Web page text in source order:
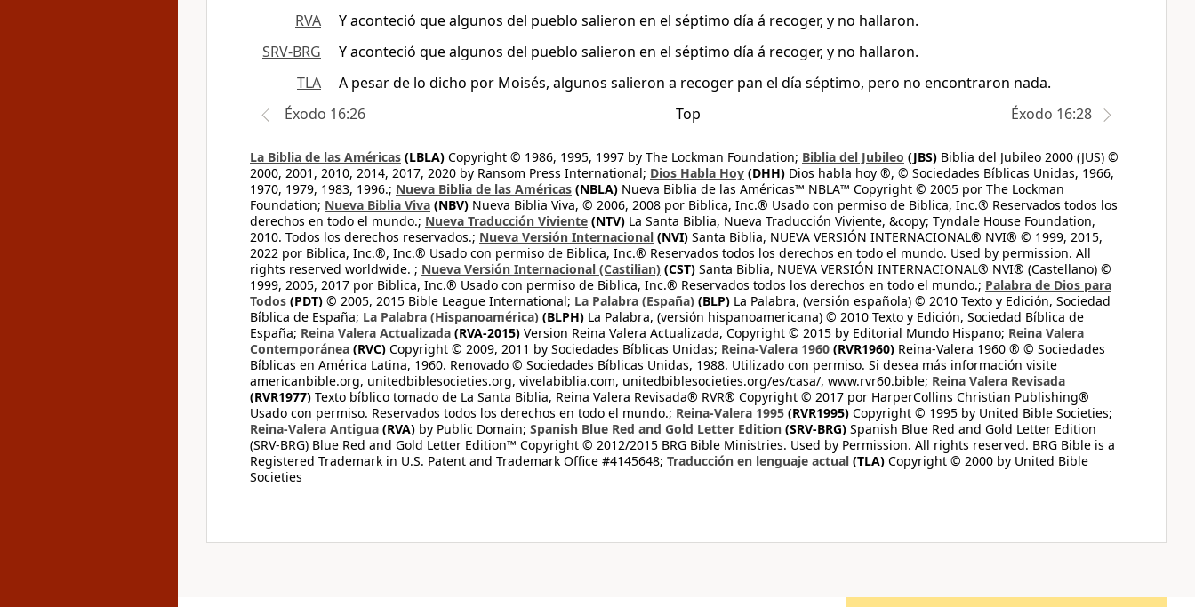
RVA
Y aconteció que algunos del pueblo salieron en el séptimo día á recoger, y no hallaron.
SRV-BRG
Y aconteció que algunos del pueblo salieron en el séptimo día á recoger, y no hallaron.
TLA
A pesar de lo dicho por Moisés, algunos salieron a recoger pan el día séptimo, pero no encontraron nada.
Éxodo 16:26
Top Éxodo 16:28
La Biblia de las Américas (LBLA) Copyright © 1986, 1995, 1997 by The Lockman Foundation; Biblia del Jubileo (JBS) Biblia del Jubileo 2000 (JUS) ©
2000, 2001, 2010, 2014, 2017, 2020 by Ransom Press International; Dios Habla Hoy (DHH) Dios habla hoy ®, © Sociedades Bíblicas Unidas, 1966,
1970, 1979, 1983, 1996.; Nueva Biblia de las Américas (NBLA) Nueva Biblia de las Américas™ NBLA™ Copyright © 2005 por The Lockman
Foundation; Nueva Biblia Viva (NBV) Nueva Biblia Viva, © 2006, 2008 por Biblica, Inc.® Usado con permiso de Biblica, Inc.® Reservados todos los
derechos en todo el mundo.; Nueva Traducción Viviente (NTV) La Santa Biblia, Nueva Traducción Viviente, &copy; Tyndale House Foundation,
2010. Todos los derechos reservados.; Nueva Versión Internacional (NVI) Santa Biblia, NUEVA VERSIÓN INTERNACIONAL® NVI® © 1999, 2015,
2022 por Biblica, Inc.®, Inc.® Usado con permiso de Biblica, Inc.® Reservados todos los derechos en todo el mundo. Used by permission. All
rights reserved worldwide. ; Nueva Versión Internacional (Castilian) (CST) Santa Biblia, NUEVA VERSIÓN INTERNACIONAL® NVI® (Castellano) ©
1999, 2005, 2017 por Biblica, Inc.® Usado con permiso de Biblica, Inc.® Reservados todos los derechos en todo el mundo.; Palabra de Dios para
Todos (PDT) © 2005, 2015 Bible League International; La Palabra (España) (BLP) La Palabra, (versión española) © 2010 Texto y Edición, Sociedad
Bíblica de España; La Palabra (Hispanoamérica) (BLPH) La Palabra, (versión hispanoamericana) © 2010 Texto y Edición, Sociedad Bíblica de
España; Reina Valera Actualizada (RVA-2015) Version Reina Valera Actualizada, Copyright © 2015 by Editorial Mundo Hispano; Reina Valera
Contemporánea (RVC) Copyright © 2009, 2011 by Sociedades Bíblicas Unidas; Reina-Valera 1960 (RVR1960) Reina-Valera 1960 ® © Sociedades
Bíblicas en América Latina, 1960. Renovado © Sociedades Bíblicas Unidas, 1988. Utilizado con permiso. Si desea más información visite
americanbible.org, unitedbiblesocieties.org, vivelabiblia.com, unitedbiblesocieties.org/es/casa/, www.rvr60.bible; Reina Valera Revisada
(RVR1977) Texto bíblico tomado de La Santa Biblia, Reina Valera Revisada® RVR® Copyright © 2017 por HarperCollins Christian Publishing®
Usado con permiso. Reservados todos los derechos en todo el mundo.; Reina-Valera 1995 (RVR1995) Copyright © 1995 by United Bible Societies;
Reina-Valera Antigua (RVA) by Public Domain; Spanish Blue Red and Gold Letter Edition (SRV-BRG) Spanish Blue Red and Gold Letter Edition
(SRV-BRG) Blue Red and Gold Letter Edition™ Copyright © 2012/2015 BRG Bible Ministries. Used by Permission. All rights reserved. BRG Bible is a
Registered Trademark in U.S. Patent and Trademark Office #4145648; Traducción en lenguaje actual (TLA) Copyright © 2000 by United Bible
Societies